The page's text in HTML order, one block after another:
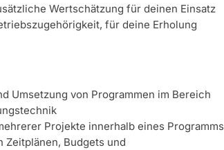
Wertschätzung für deinen Einsatz
für deine Erholung
Umsetzung von Programmen im Bereich
Projekte innerhalb eines Programms
Zeitplänen, Budgets und